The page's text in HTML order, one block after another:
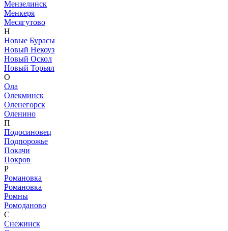
Мензелинск
Менкеря
Месягутово
Н
Новые Бурасы
Новый Некоуз
Новый Оскол
Новый Торьял
О
Ола
Олекминск
Оленегорск
Оленино
П
Подосиновец
Подпорожье
Покачи
Покров
Р
Романовка
Романовка
Ромны
Ромоданово
С
Снежинск